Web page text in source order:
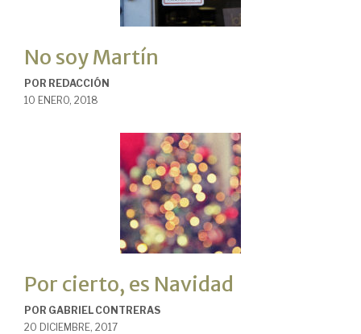
No soy Martín
POR REDACCIÓN
10 ENERO, 2018
Por cierto, es Navidad
POR GABRIEL CONTRERAS
20 DICIEMBRE, 2017